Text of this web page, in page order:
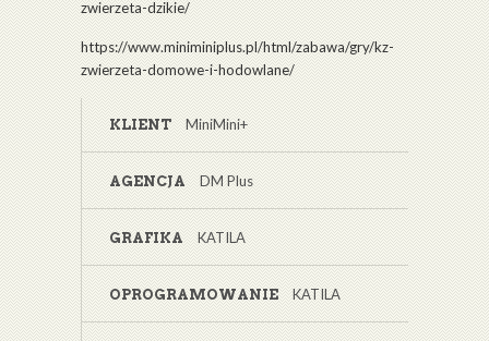
zwierzeta-dzikie/
https://www.miniminiplus.pl/html/zabawa/gry/kz-
zwierzeta-domowe-i-hodowlane/
KLIENT MiniMini+
AGENCJA DM Plus
GRAFIKA KATILA
OPROGRAMOWANIE KATILA